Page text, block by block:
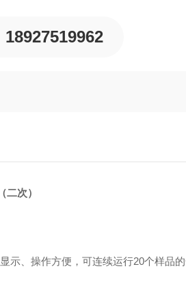
18927519962
二次）
示、操作方便，可连续运行20个样品